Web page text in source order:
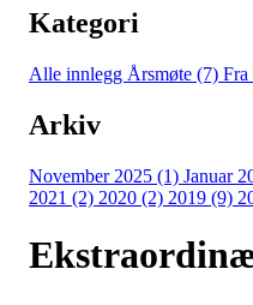
Kategori
Alle innlegg Årsmøte (7) Fra
Arkiv
November 2025 (1) Januar
2021 (2) 2020 (2) 2019 (9)